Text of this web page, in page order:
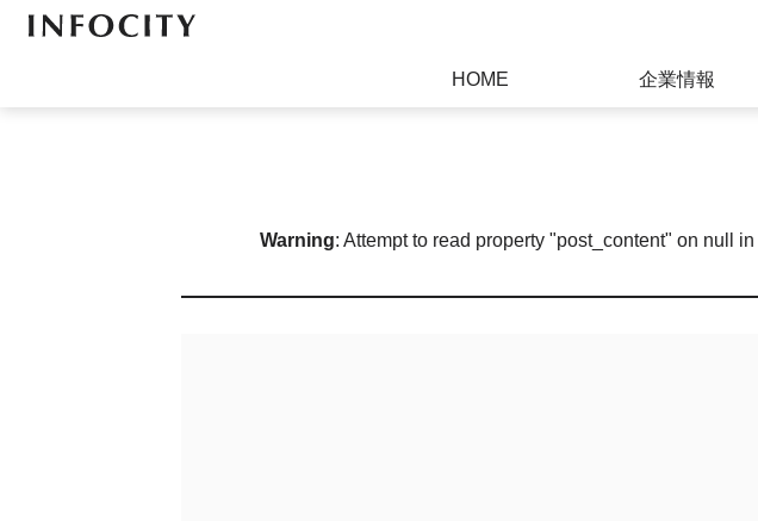
HOME 企業情報
Warning: Attempt to read property "post_content" on null in